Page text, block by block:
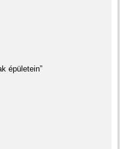
épületein”